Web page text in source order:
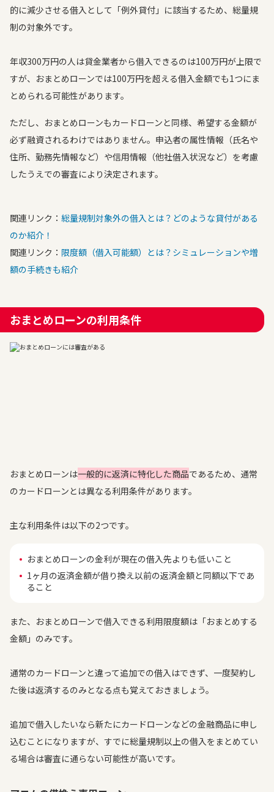
的に減少させる借入として「例外貸付」に該当するため、総量規
制の対象外です。
年収300万円の人は貸金業者から借入できるのは100万円が上限で
すが、おまとめローンでは100万円を超える借入金額でも1つにま
とめられる可能性があります。
ただし、おまとめローンもカードローンと同様、希望する金額が
必ず融資されるわけではありません。申込者の属性情報（氏名や
住所、勤務先情報など）や信用情報（他社借入状況など）を考慮
したうえでの審査により決定されます。
関連リンク： 総量規制対象外の借入とは？どのような貸付がある
のか紹介！
関連リンク： 限度額（借入可能額）とは？シミュレーションや増
額の手続きも紹介
おまとめローンの利用条件
おまとめローンは一般的に返済に特化した商品であるため、通常
のカードローンとは異なる利用条件があります。
主な利用条件は以下の2つです。
おまとめローンの金利が現在の借入先よりも低いこと
1ヶ月の返済金額が借り換え以前の返済金額と同額以下であ
ること
また、おまとめローンで借入できる利用限度額は「おまとめする
金額」のみです。
通常のカードローンと違って追加での借入はできず、一度契約し
た後は返済するのみとなる点も覚えておきましょう。
追加で借入したいなら新たにカードローンなどの金融商品に申し
込むことになりますが、すでに総量規制以上の借入をまとめてい
る場合は審査に通らない可能性が高いです。